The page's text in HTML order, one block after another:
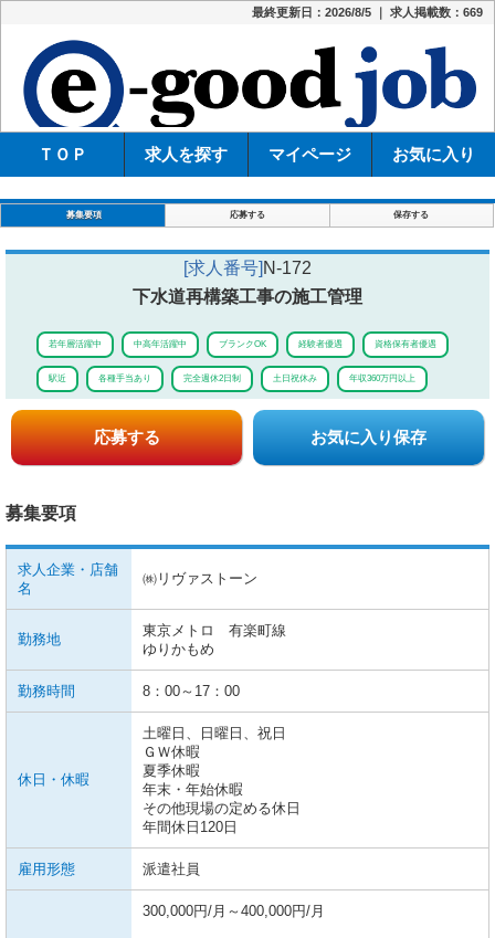
最終更新日：2026/8/5 ｜ 求人掲載数：669
ＴＯＰ 求人を探す マイページ お気に入り
募集要項 応募する 保存する
[求人番号] N-172
下水道再構築工事の施工管理
若年層活躍中 中高年活躍中 ブランクOK 経験者優遇 資格保有者優遇
駅近 各種手当あり 完全週休2日制 土日祝休み 年収360万円以上
応募する お気に入り保存
募集要項
求人企業・店舗
名
㈱リヴァストーン
勤務地
東京メトロ 有楽町線
ゆりかもめ
勤務時間 8：00～17：00
休日・休暇
土曜日、日曜日、祝日
ＧＷ休暇
夏季休暇
年末・年始休暇
その他現場の定める休日
年間休日120日
雇用形態 派遣社員
300,000円/月～400,000円/月